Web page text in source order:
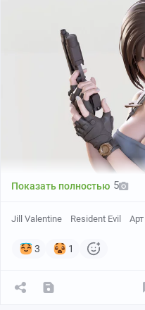
carlos oliveira
Показать полностью 5
Jill Valentine Resident Evil Арт
3 1